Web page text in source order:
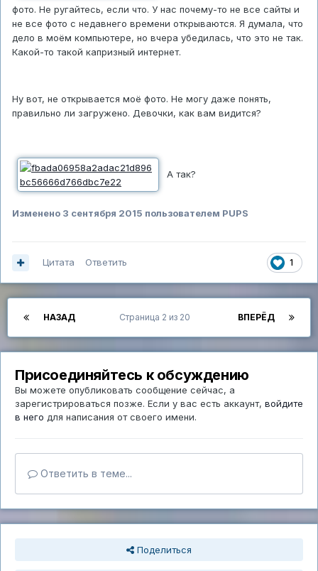
фото. Не ругайтесь, если что. У нас почему-то не все сайты и
не все фото с недавнего времени открываются. Я думала, что
дело в моём компьютере, но вчера убедилась, что это не так.
Какой-то такой капризный интернет.
Ну вот, не открывается моё фото. Не могу даже понять,
правильно ли загружено. Девочки, как вам видится?
А так?
Изменено 3 сентября 2015 пользователем PUPS
1
Цитата Ответить
НАЗАД ВПЕРЁД
Страница 2 из 20
Присоединяйтесь к обсуждению
Вы можете опубликовать сообщение сейчас, а
зарегистрироваться позже. Если у вас есть аккаунт, войдите
в него для написания от своего имени.
Ответить в теме...
Поделиться